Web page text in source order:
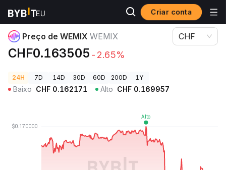
Criar conta
Preços de Criptomoedas Preço de WEMIX WEMIX
Preço de WEMIX WEMIX
CHF0.163505 -2.65%
CHF
24H 7D 14D 30D 60D 200D 1Y
Baixo CHF 0.162171 Alto CHF 0.169957